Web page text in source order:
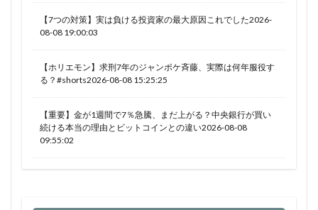
【7つの対策】実は負ける投資家の最大原因これでした2026-
08-08 19:00:03
【ホリエモン】求刑7年のジャンポケ斉藤、実際は何年服役す
る？#shorts2026-08-08 15:25:25
【重要】金が1週間で7％急騰、まだ上がる？中央銀行が買い
続ける本当の理由とビットコインとの違い2026-08-08
09:55:02